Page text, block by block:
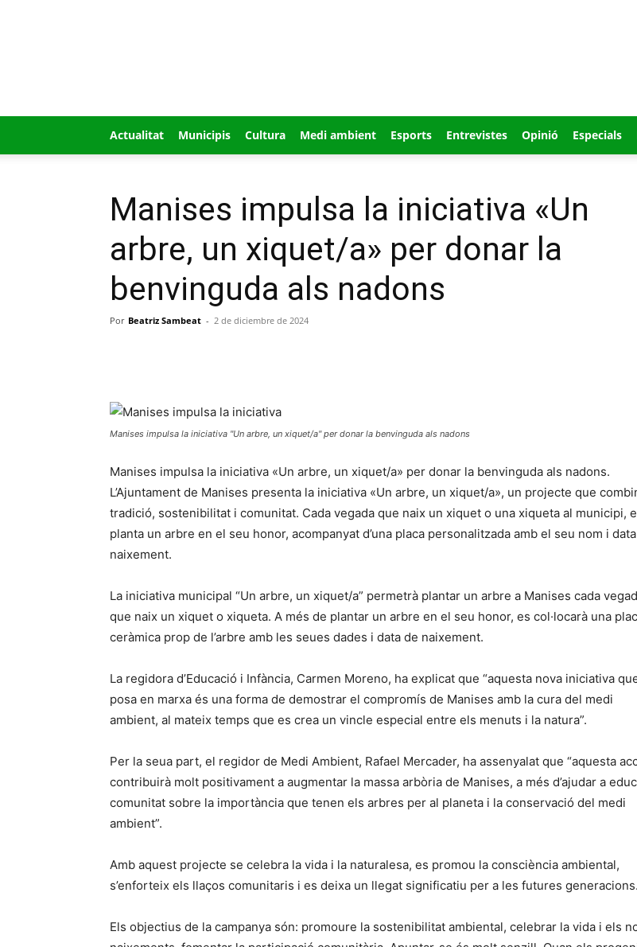
Actualitat Municipis Cultura Medi ambient Esports Entrevistes Opinió Especials
Manises impulsa la iniciativa «Un
arbre, un xiquet/a» per donar la
benvinguda als nadons
Por Beatriz Sambeat - 2 de diciembre de 2024
Manises impulsa la iniciativa "Un arbre, un xiquet/a" per donar la benvinguda als nadons
Manises impulsa la iniciativa «Un arbre, un xiquet/a» per donar la benvinguda als nadons.
L’Ajuntament de Manises presenta la iniciativa «Un arbre, un xiquet/a», un projecte que
tradició, sostenibilitat i comunitat. Cada vegada que naix un xiquet o una xiqueta al municipi,
planta un arbre en el seu honor, acompanyat d’una placa personalitzada amb el seu nom i
naixement.
La iniciativa municipal “Un arbre, un xiquet/a” permetrà plantar un arbre a Manises cada
que naix un xiquet o xiqueta. A més de plantar un arbre en el seu honor, es col·locarà una
ceràmica prop de l’arbre amb les seues dades i data de naixement.
La regidora d’Educació i Infància, Carmen Moreno, ha explicat que “aquesta nova iniciativa
posa en marxa és una forma de demostrar el compromís de Manises amb la cura del medi
ambient, al mateix temps que es crea un vincle especial entre els menuts i la natura”.
Per la seua part, el regidor de Medi Ambient, Rafael Mercader, ha assenyalat que “aquesta
contribuirà molt positivament a augmentar la massa arbòria de Manises, a més d’ajudar a
comunitat sobre la importància que tenen els arbres per al planeta i la conservació del medi
ambient”.
Amb aquest projecte se celebra la vida i la naturalesa, es promou la consciència ambiental,
s’enforteix els llaços comunitaris i es deixa un llegat significatiu per a les futures generacions.
Els objectius de la campanya són: promoure la sostenibilitat ambiental, celebrar la vida i els